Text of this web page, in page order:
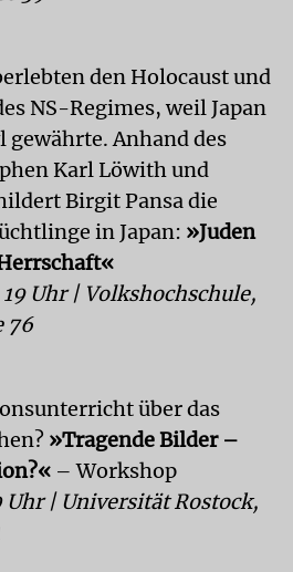
den Holocaust und
NS-Regimes, weil Japan
gewährte. Anhand des
Karl Löwith und
Birgit Pansa die
in Japan: »Juden
Uhr | Volkshochschule,
76
über das
»Tragende Bilder –
– Workshop
Uhr | Universität Rostock,